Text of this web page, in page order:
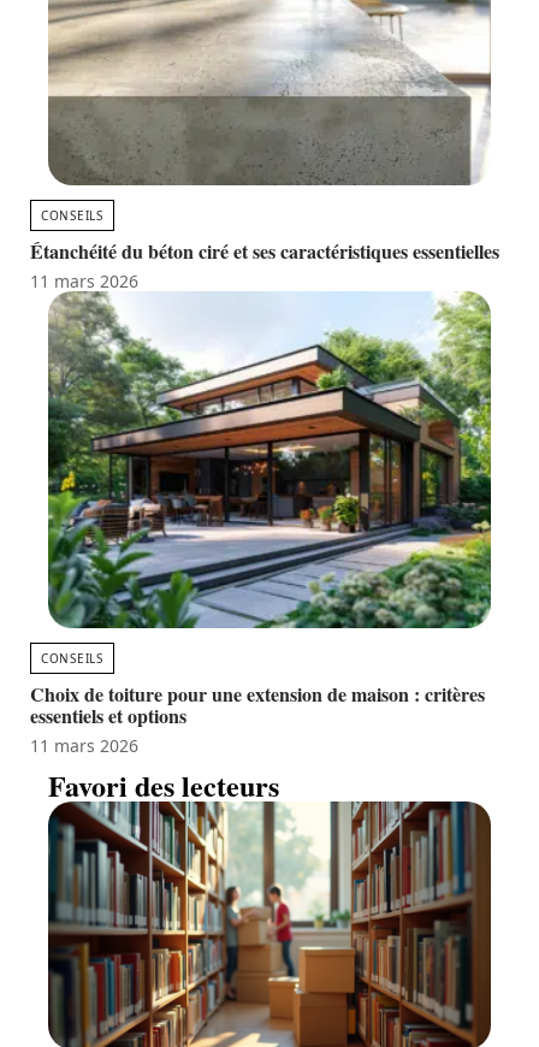
CONSEILS
Étanchéité du béton ciré et ses caractéristiques essentielles
11 mars 2026
CONSEILS
Choix de toiture pour une extension de maison : critères
essentiels et options
11 mars 2026
Favori des lecteurs